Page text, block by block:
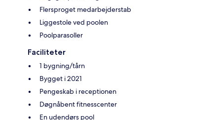
Flersproget medarbejderstab
Liggestole ved poolen
Poolparasoller
Faciliteter
1 bygning/tårn
Bygget i 2021
Pengeskab i receptionen
Døgnåbent fitnesscenter
En udendørs pool